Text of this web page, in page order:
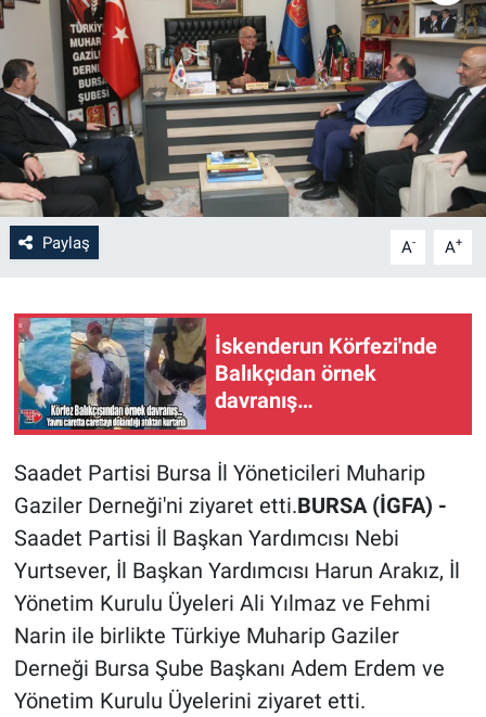
Paylaş A- A+
İskenderun Körfezi'nde
Balıkçıdan örnek
davranış…
Saadet Partisi Bursa İl Yöneticileri Muharip
Gaziler Derneği'ni ziyaret etti.BURSA (İGFA) -
Saadet Partisi İl Başkan Yardımcısı Nebi
Yurtsever, İl Başkan Yardımcısı Harun Arakız, İl
Yönetim Kurulu Üyeleri Ali Yılmaz ve Fehmi
Narin ile birlikte Türkiye Muharip Gaziler
Derneği Bursa Şube Başkanı Adem Erdem ve
Yönetim Kurulu Üyelerini ziyaret etti.